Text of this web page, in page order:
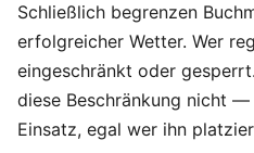
Schließlich begrenzen
erfolgreicher Wetter. Wer
eingeschränkt oder
diese Beschränkung nicht
Einsatz, egal wer ihn